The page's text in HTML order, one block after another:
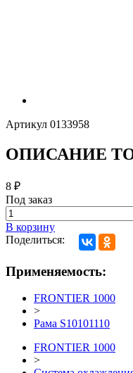
Артикул 0133958
ОПИСАНИЕ
8 ₽
Под заказ
В корзину
Поделиться:
Применяемость:
FRONTIER 1000
>
Рама S10101110
FRONTIER 1000
>